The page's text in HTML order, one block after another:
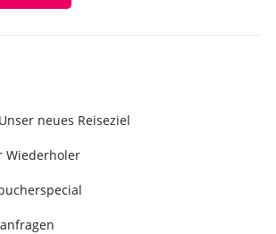
neues Reiseziel
Wiederholer